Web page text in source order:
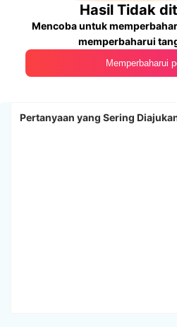
Hasil Tidak
Mencoba untuk
memperbaharui
Memperbaharui
Pertanyaan yang Sering